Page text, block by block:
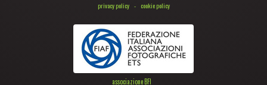
privacy policy - cookie policy
associazione BFI